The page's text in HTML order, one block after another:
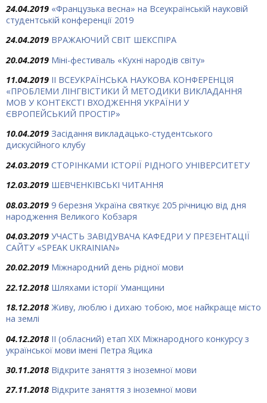
24.04.2019 «Французька весна» на Всеукраїнській науковій
студентській конференції 2019
24.04.2019 ВРАЖАЮЧИЙ СВІТ ШЕКСПІРА
20.04.2019 Міні-фестиваль «Кухні народів світу»
11.04.2019 ІІ ВСЕУКРАЇНСЬКА НАУКОВА КОНФЕРЕНЦІЯ
«ПРОБЛЕМИ ЛІНГВІСТИКИ Й МЕТОДИКИ ВИКЛАДАННЯ
МОВ У КОНТЕКСТІ ВХОДЖЕННЯ УКРАЇНИ У
ЄВРОПЕЙСЬКИЙ ПРОСТІР»
10.04.2019 Засідання викладацько-студентського
дискусійного клубу
24.03.2019 СТОРІНКАМИ ІСТОРІЇ РІДНОГО УНІВЕРСИТЕТУ
12.03.2019 ШЕВЧЕНКІВСЬКІ ЧИТАННЯ
08.03.2019 9 березня Україна святкує 205 річницю від дня
народження Великого Кобзаря
04.03.2019 УЧАСТЬ ЗАВІДУВАЧА КАФЕДРИ У ПРЕЗЕНТАЦІЇ
САЙТУ «SPEAK UKRAINIAN»
20.02.2019 Міжнародний день рідної мови
22.12.2018 Шляхами історії Уманщини
18.12.2018 Живу, люблю і дихаю тобою, моє найкраще місто
на землі
04.12.2018 ІІ (обласний) етап ХІХ Міжнародного конкурсу з
української мови імені Петра Яцика
30.11.2018 Відкрите заняття з іноземної мови
27.11.2018 Відкрите заняття з іноземної мови